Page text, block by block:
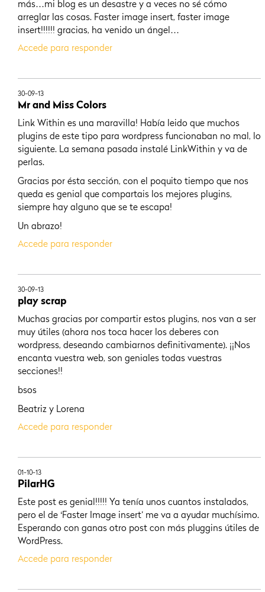
más…mi blog es un desastre y a veces no sé cómo
arreglar las cosas. Faster image insert, faster image
insert!!!!!! gracias, ha venido un ángel…
Accede para responder
30-09-13
Mr and Miss Colors
Link Within es una maravilla! Había leido que muchos
plugins de este tipo para wordpress funcionaban no mal, lo
siguiente. La semana pasada instalé LinkWithin y va de
perlas.
Gracias por ésta sección, con el poquito tiempo que nos
queda es genial que compartais los mejores plugins,
siempre hay alguno que se te escapa!
Un abrazo!
Accede para responder
30-09-13
play scrap
Muchas gracias por compartir estos plugins, nos van a ser
muy útiles (ahora nos toca hacer los deberes con
wordpress, deseando cambiarnos definitivamente). ¡¡Nos
encanta vuestra web, son geniales todas vuestras
secciones!!
bsos
Beatriz y Lorena
Accede para responder
01-10-13
PilarHG
Este post es genial!!!!! Ya tenía unos cuantos instalados,
pero el de ‘Faster Image insert’ me va a ayudar muchísimo.
Esperando con ganas otro post con más pluggins útiles de
WordPress.
Accede para responder